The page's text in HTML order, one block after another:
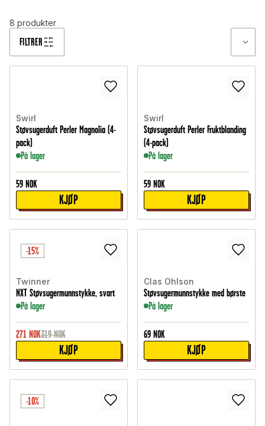
FILTRER
8 produkter
Swirl
Støvsugerduft Perler Magnolia (4-
pack)
På lager
59 NOK
KJØP
Swirl
Støvsugerduft Perler Fruktblanding
(4-pack)
På lager
59 NOK
KJØP
-15%
Twinner
NXT Støvsugermunnstykke, svart
På lager
271 NOK319 NOK
KJØP
Clas Ohlson
Støvsugermunnstykke med børste
På lager
69 NOK
KJØP
-10%